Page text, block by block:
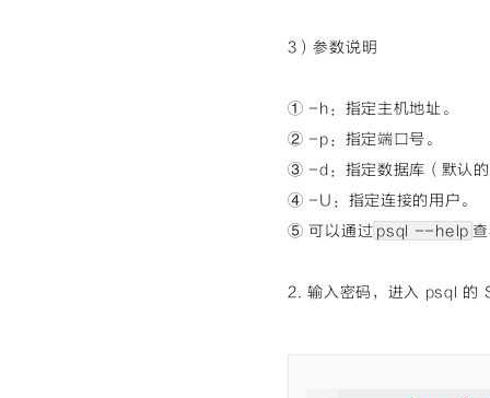
3）参数说明
① -h：指定主机地址。
② -p：指定端口号。
③ -d：指定数据库（默认
④ -U：指定连接的用户。
⑤ 可以通过 psql --help
2. 输入密码，进入 psql 的